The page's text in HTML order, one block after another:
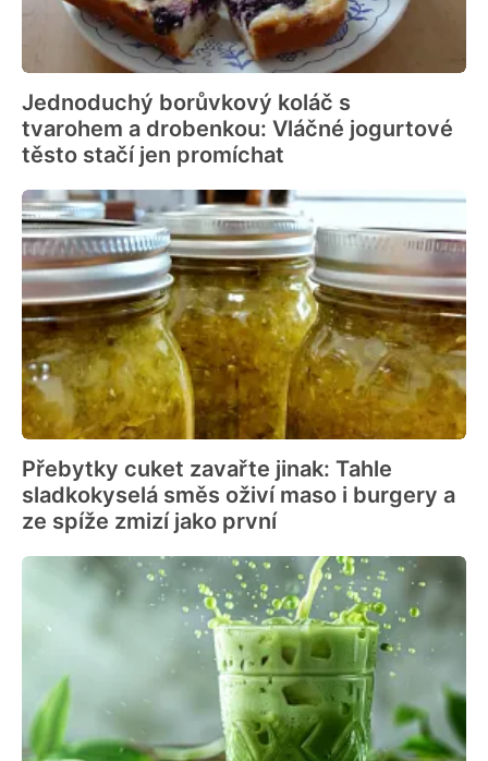
Jednoduchý borůvkový koláč s
tvarohem a drobenkou: Vláčné jogurtové
těsto stačí jen promíchat
Přebytky cuket zavařte jinak: Tahle
sladkokyselá směs oživí maso i burgery a
ze spíže zmizí jako první